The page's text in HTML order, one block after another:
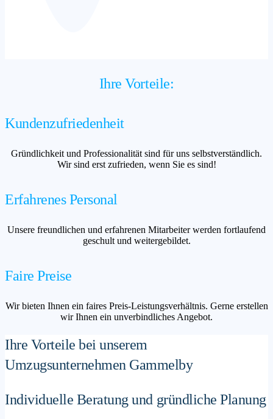
Ihre Vorteile:
Kundenzufriedenheit
Gründlichkeit und Professionalität sind für uns selbstverständlich.
Wir sind erst zufrieden, wenn Sie es sind!
Erfahrenes Personal
Unsere freundlichen und erfahrenen Mitarbeiter werden fortlaufend
geschult und weitergebildet.
Faire Preise
Wir bieten Ihnen ein faires Preis-Leistungsverhältnis. Gerne erstellen
wir Ihnen ein unverbindliches Angebot.
Ihre Vorteile bei unserem
Umzugsunternehmen Gammelby
Individuelle Beratung und gründliche Planung